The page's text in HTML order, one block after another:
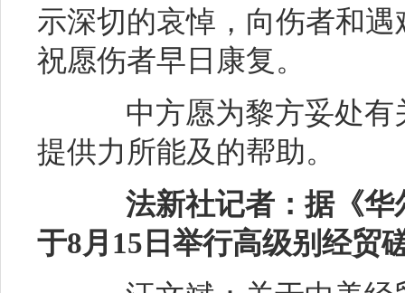
示深切的哀悼，向伤者和
祝愿伤者早日康复。
中方愿为黎方妥处有
提供力所能及的帮助。
法新社记者：据《
于8月 15日举行高级别经贸